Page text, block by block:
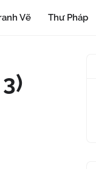
Vẽ Thư Pháp